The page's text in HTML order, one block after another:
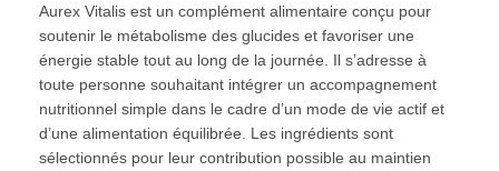
Aurex Vitalis est un complément alimentaire conçu pour
soutenir le métabolisme des glucides et favoriser une
énergie stable tout au long de la journée. Il s’adresse à
toute personne souhaitant intégrer un accompagnement
nutritionnel simple dans le cadre d’un mode de vie actif et
d’une alimentation équilibrée. Les ingrédients sont
sélectionnés pour leur contribution possible au maintien